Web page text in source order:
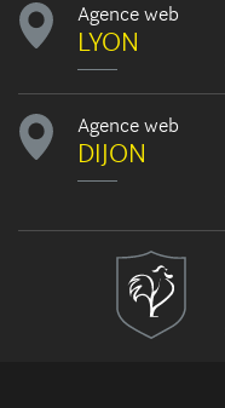
Agence web
LYON
Agence web
DIJON